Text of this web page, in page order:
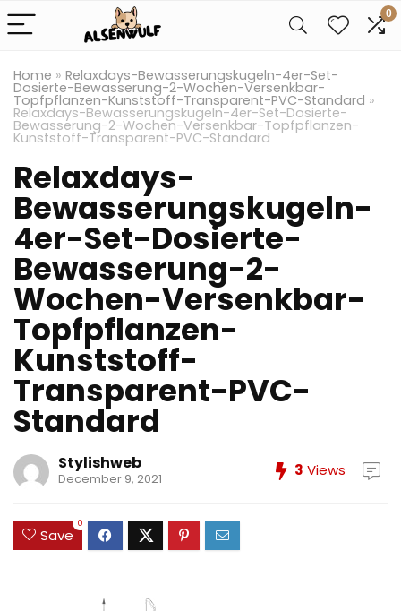
0
Home » Relaxdays-Bewasserungskugeln-4er-Set-
Dosierte-Bewasserung-2-Wochen-Versenkbar-
Topfpflanzen-Kunststoff-Transparent-PVC-Standard »
Relaxdays-Bewasserungskugeln-4er-Set-Dosierte-
Bewasserung-2-Wochen-Versenkbar-Topfpflanzen-
Kunststoff-Transparent-PVC-Standard
Relaxdays-
Bewasserungskugeln-
4er-Set-Dosierte-
Bewasserung-2-
Wochen-Versenkbar-
Topfpflanzen-
Kunststoff-
Transparent-PVC-
Standard
Stylishweb
December 9, 2021 3 Views
Save
0